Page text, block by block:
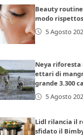
Beauty
modo
5 Agosto
Neya riforesta
ettari di
grande 3.300
5 Agosto
Lidl rilancia il
sfidato il